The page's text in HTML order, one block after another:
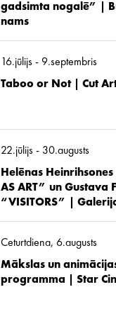
gadsimta nogalē” |
nams
16.jūlijs - 9.septembris
Taboo or Not | Cut
22.jūlijs - 30.augusts
Helēnas Heinrihsones
AS ART” un Gustava
“VISITORS” |
Ceturtdiena, 6.augusts
Mākslas un
programma | Star